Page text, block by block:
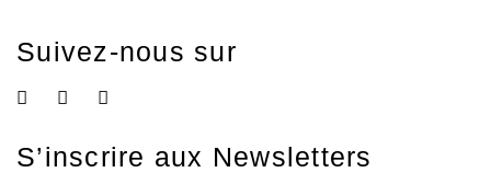
Suivez-nous sur
S’inscrire aux Newsletters